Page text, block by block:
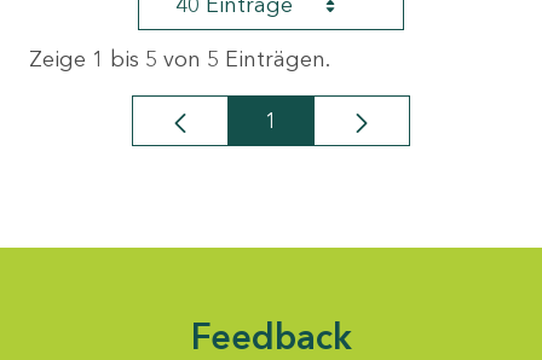
Zeige 1 bis 5 von 5 Einträgen.
Seite
1
Feedback